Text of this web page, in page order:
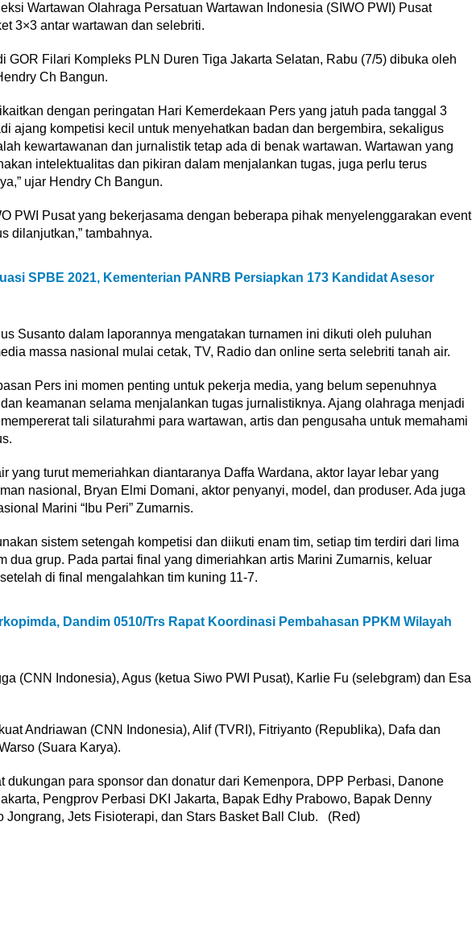
Wartawan Olahraga Persatuan Wartawan Indonesia (SIWO PWI) Pusat
3×3 antar wartawan dan selebriti.
GOR Filari Kompleks PLN Duren Tiga Jakarta Selatan, Rabu (7/5) dibuka oleh
Ch Bangun.
dengan peringatan Hari Kemerdekaan Pers yang jatuh pada tanggal 3
ajang kompetisi kecil untuk menyehatkan badan dan bergembira, sekaligus
kewartawanan dan jurnalistik tetap ada di benak wartawan. Wartawan yang
intelektualitas dan pikiran dalam menjalankan tugas, juga perlu terus
ujar Hendry Ch Bangun.
PWI Pusat yang bekerjasama dengan beberapa pihak menyelenggarakan event
dilanjutkan,” tambahnya.
SPBE 2021, Kementerian PANRB Persiapkan 173 Kandidat Asesor
Susanto dalam laporannya mengatakan turnamen ini dikuti oleh puluhan
massa nasional mulai cetak, TV, Radio dan online serta selebriti tanah air.
Pers ini momen penting untuk pekerja media, yang belum sepenuhnya
keamanan selama menjalankan tugas jurnalistiknya. Ajang olahraga menjadi
tali silaturahmi para wartawan, artis dan pengusaha untuk memahami
yang turut memeriahkan diantaranya Daffa Wardana, aktor layar lebar yang
nasional, Bryan Elmi Domani, aktor penyanyi, model, dan produser. Ada juga
Marini “Ibu Peri” Zumarnis.
sistem setengah kompetisi dan diikuti enam tim, setiap tim terdiri dari lima
dua grup. Pada partai final yang dimeriahkan artis Marini Zumarnis, keluar
di final mengalahkan tim kuning 11-7.
Dandim 0510/Trs Rapat Koordinasi Pembahasan PPKM Wilayah
(CNN Indonesia), Agus (ketua Siwo PWI Pusat), Karlie Fu (selebgram) dan Esa
Andriawan (CNN Indonesia), Alif (TVRI), Fitriyanto (Republika), Dafa dan
(Suara Karya).
dukungan para sponsor dan donatur dari Kemenpora, DPP Perbasi, Danone
Pengprov Perbasi DKI Jakarta, Bapak Edhy Prabowo, Bapak Denny
Jongrang, Jets Fisioterapi, dan Stars Basket Ball Club. (Red)